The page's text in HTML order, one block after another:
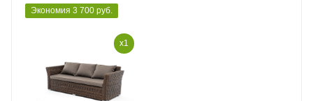
Экономия 3 700руб.
x1